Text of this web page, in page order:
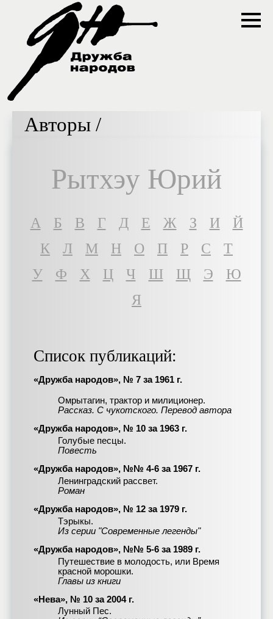
Авторы /
Рытхэу Юрий
A Б В Г Д Е Ж З И
Й
К
Л М Н О П Р С
Т
У
Ф Х Ц Ч Ш Щ Э
Ю
Я
Список публикаций:
«Дружба народов», № 7 за 1961 г.
Омрытагин, трактор и милиционер.
Рассказ. С чукотского. Перевод автора
«Дружба народов», № 10 за 1963 г.
Голубые песцы.
Повесть
«Дружба народов», №№ 4-6 за 1967 г.
Ленинградский рассвет.
Роман
«Дружба народов», № 12 за 1979 г.
Тэрыкы.
Из серии "Современные легенды"
«Дружба народов», №№ 5-6 за 1989 г.
Путешествие в молодость, или Время
красной морошки.
Главы из книги
«Нева», № 10 за 2004 г.
Лунный Пес.